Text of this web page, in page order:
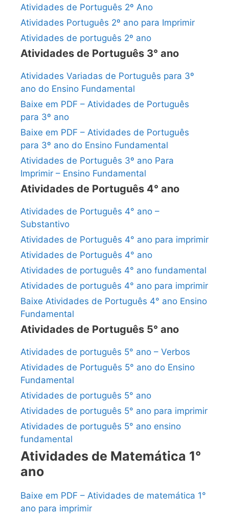
Atividades de Português 2º Ano
Atividades Português 2º ano para Imprimir
Atividades de português 2º ano
Atividades de Português 3° ano
Atividades Variadas de Português para 3º
ano do Ensino Fundamental
Baixe em PDF – Atividades de Português
para 3º ano
Baixe em PDF – Atividades de Português
para 3º ano do Ensino Fundamental
Atividades de Português 3º ano Para
Imprimir – Ensino Fundamental
Atividades de Português 4° ano
Atividades de Português 4° ano –
Substantivo
Atividades de Português 4° ano para imprimir
Atividades de Português 4° ano
Atividades de português 4° ano fundamental
Atividades de português 4° ano para imprimir
Baixe Atividades de Português 4° ano Ensino
Fundamental
Atividades de Português 5° ano
Atividades de português 5° ano – Verbos
Atividades de Português 5° ano do Ensino
Fundamental
Atividades de português 5° ano
Atividades de português 5° ano para imprimir
Atividades de português 5° ano ensino
fundamental
Atividades de Matemática 1°
ano
Baixe em PDF – Atividades de matemática 1°
ano para imprimir